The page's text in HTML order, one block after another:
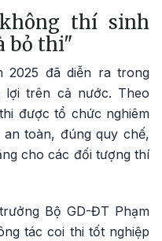
thí sinh
bỏ thi"
2025 đã diễn ra trong
lợi trên cả nước. Theo
được tổ chức nghiêm
toàn, đúng quy chế,
cho các đối tượng thí
Bộ GD-ĐT Phạm
tác coi thi tốt nghiệp